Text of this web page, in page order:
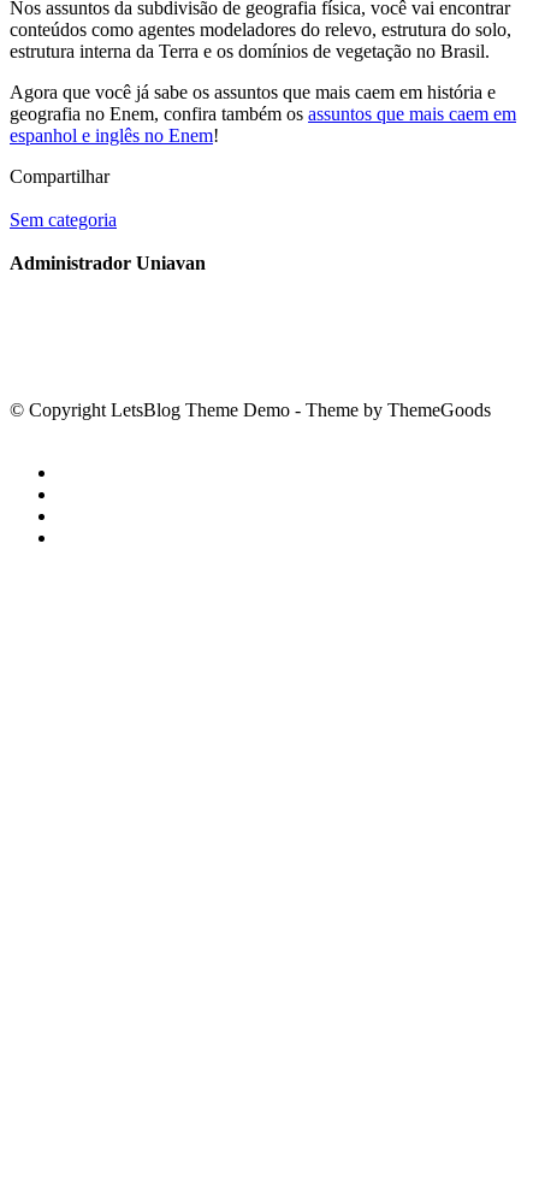
Nos assuntos da subdivisão de geografia física, você vai encontrar
conteúdos como agentes modeladores do relevo, estrutura do solo,
estrutura interna da Terra e os domínios de vegetação no Brasil.
Agora que você já sabe os assuntos que mais caem em história e
geografia no Enem, confira também os assuntos que mais caem em
espanhol e inglês no Enem!
Compartilhar
Sem categoria
Administrador Uniavan
© Copyright LetsBlog Theme Demo - Theme by ThemeGoods